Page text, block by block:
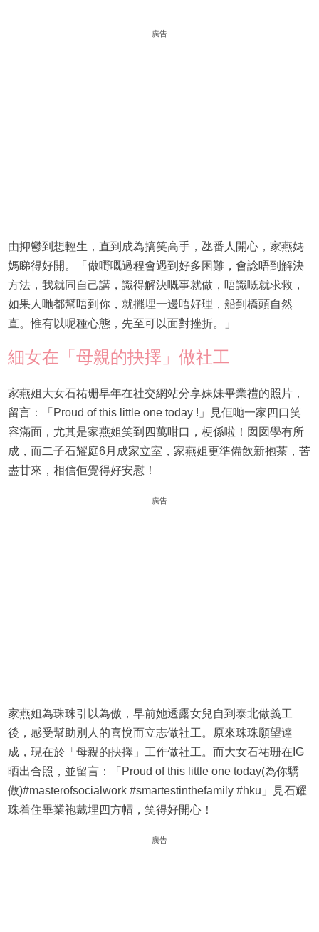
廣告
由抑鬱到想輕生，直到成為搞笑高手，氹番人開心，家燕媽
媽睇得好開。「做嘢嘅過程會遇到好多困難，會諗唔到解決
方法，我就同自己講，識得解決嘅事就做，唔識嘅就求救，
如果人哋都幫唔到你，就擺埋一邊唔好理，船到橋頭自然
直。惟有以呢種心態，先至可以面對挫折。」
細女在「母親的抉擇」做社工
家燕姐大女石祐珊早年在社交網站分享妹妹畢業禮的照片，
留言：「Proud of this little one today !」見佢哋一家四口笑
容滿面，尤其是家燕姐笑到四萬咁口，梗係啦！囡囡學有所
成，而二子石耀庭6月成家立室，家燕姐更準備飲新抱茶，苦
盡甘來，相信佢覺得好安慰！
廣告
家燕姐為珠珠引以為傲，早前她透露女兒自到泰北做義工
後，感受幫助別人的喜悅而立志做社工。原來珠珠願望達
成，現在於「母親的抉擇」工作做社工。而大女石祐珊在IG
晒出合照，並留言：「Proud of this little one today(為你驕
傲)#masterofsocialwork #smartestinthefamily #hku」見石耀
珠着住畢業袍戴埋四方帽，笑得好開心！
廣告